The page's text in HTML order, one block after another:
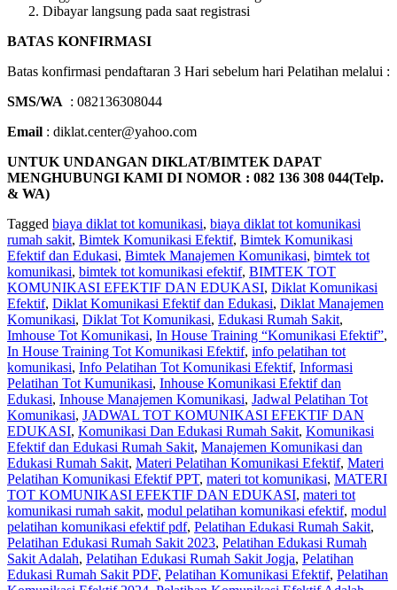
Dibayar langsung pada saat registrasi
BATAS KONFIRMASI
Batas konfirmasi pendaftaran 3 Hari sebelum hari Pelatihan melalui :
SMS/WA : 082136308044
Email : diklat.center@yahoo.com
UNTUK UNDANGAN DIKLAT/BIMTEK DAPAT
MENGHUBUNGI KAMI DI NOMOR : 082 136 308 044(Telp.
& WA)
Tagged biaya diklat tot komunikasi, biaya diklat tot komunikasi
rumah sakit, Bimtek Komunikasi Efektif, Bimtek Komunikasi
Efektif dan Edukasi, Bimtek Manajemen Komunikasi, bimtek tot
komunikasi, bimtek tot komunikasi efektif, BIMTEK TOT
KOMUNIKASI EFEKTIF DAN EDUKASI, Diklat Komunikasi
Efektif, Diklat Komunikasi Efektif dan Edukasi, Diklat Manajemen
Komunikasi, Diklat Tot Komunikasi, Edukasi Rumah Sakit,
Imhouse Tot Komunikasi, In House Training “Komunikasi Efektif”,
In House Training Tot Komunikasi Efektif, info pelatihan tot
komunikasi, Info Pelatihan Tot Komunikasi Efektif, Informasi
Pelatihan Tot Kumunikasi, Inhouse Komunikasi Efektif dan
Edukasi, Inhouse Manajemen Komunikasi, Jadwal Pelatihan Tot
Komunikasi, JADWAL TOT KOMUNIKASI EFEKTIF DAN
EDUKASI, Komunikasi Dan Edukasi Rumah Sakit, Komunikasi
Efektif dan Edukasi Rumah Sakit, Manajemen Komunikasi dan
Edukasi Rumah Sakit, Materi Pelatihan Komunikasi Efektif, Materi
Pelatihan Komunikasi Efektif PPT, materi tot komunikasi, MATERI
TOT KOMUNIKASI EFEKTIF DAN EDUKASI, materi tot
komunikasi rumah sakit, modul pelatihan komunikasi efektif, modul
pelatihan komunikasi efektif pdf, Pelatihan Edukasi Rumah Sakit,
Pelatihan Edukasi Rumah Sakit 2023, Pelatihan Edukasi Rumah
Sakit Adalah, Pelatihan Edukasi Rumah Sakit Jogja, Pelatihan
Edukasi Rumah Sakit PDF, Pelatihan Komunikasi Efektif, Pelatihan